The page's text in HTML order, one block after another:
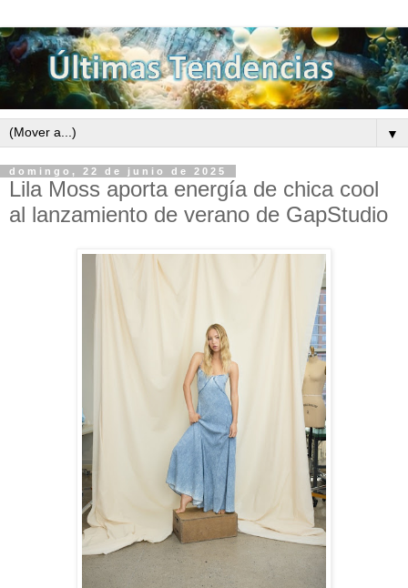
▼
domingo, 22 de junio de 2025
Lila Moss aporta energía de chica cool
al lanzamiento de verano de GapStudio